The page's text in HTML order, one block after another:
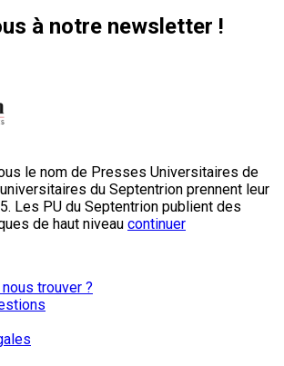
à notre newsletter !
le nom de Presses Universitaires de
du Septentrion prennent leur
Les PU du Septentrion publient des
de haut niveau continuer
trouver ?